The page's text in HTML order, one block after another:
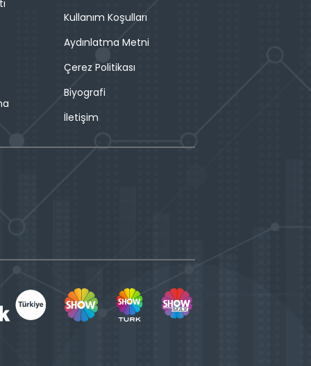
Kullanım Koşulları
Aydınlatma Metni
Çerez Politikası
Biyografi
İletişim